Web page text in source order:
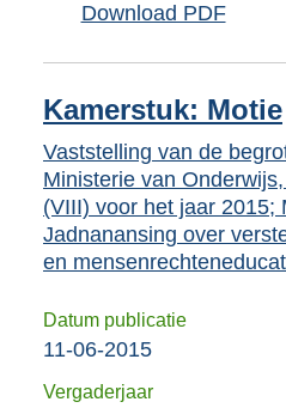
Download PDF
Kamerstuk: Motie
Vaststelling van de
Ministerie van
(VIII) voor het jaar 2015;
Jadnanansing over
en
Datum publicatie
11-06-2015
Vergaderjaar